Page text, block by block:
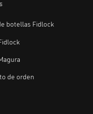
botellas Fidlock
de orden